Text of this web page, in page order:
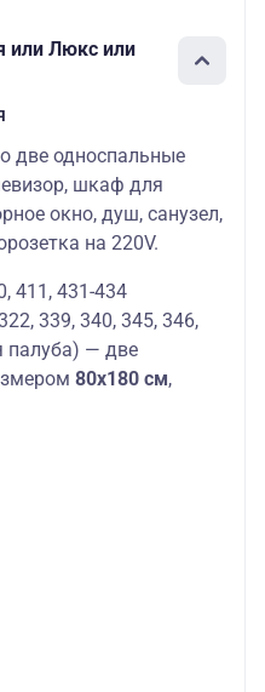
или Люкс или
две односпальные
шкаф для
окно, душ, санузел,
на 220V.
411, 431-434
339, 340, 345, 346,
палуба) — две
80х180 см,